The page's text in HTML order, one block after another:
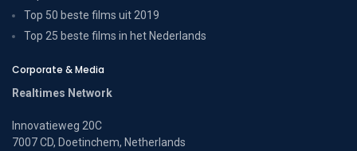
Top 50 beste films uit 2019
Top 25 beste films in het Nederlands
Corporate & Media
Realtimes Network
Innovatieweg 20C
7007 CD, Doetinchem, Netherlands